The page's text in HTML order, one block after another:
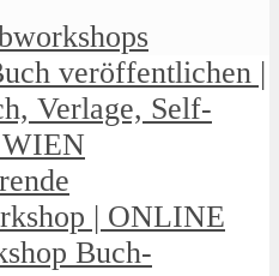
veröffentlichen |
Verlage, Self-
WIEN
| ONLINE
Buch-